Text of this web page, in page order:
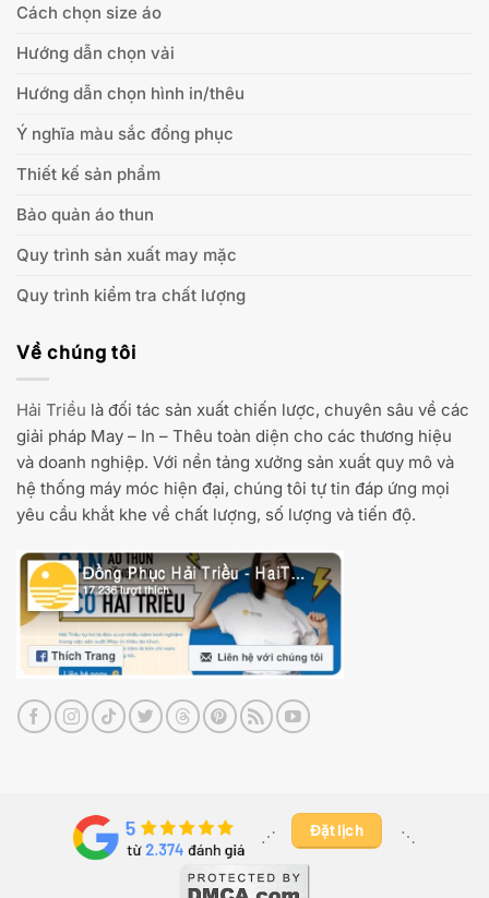
Cách chọn size áo
Hướng dẫn chọn vải
Hướng dẫn chọn hình in/thêu
Ý nghĩa màu sắc đồng phục
Thiết kế sản phẩm
Bảo quản áo thun
Quy trình sản xuất may mặc
Quy trình kiểm tra chất lượng
Về chúng tôi
Hải Triều là đối tác sản xuất chiến lược, chuyên sâu về các
giải pháp May – In – Thêu toàn diện cho các thương hiệu
và doanh nghiệp. Với nền tảng xưởng sản xuất quy mô và
hệ thống máy móc hiện đại, chúng tôi tự tin đáp ứng mọi
yêu cầu khắt khe về chất lượng, số lượng và tiến độ.
⋰ ​ Đặt lịch ⋱